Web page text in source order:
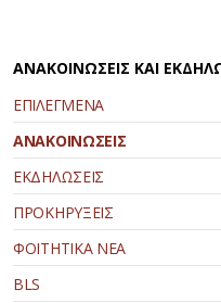
ΑΝΑΚΟΙΝΩΣΕΙΣ ΚΑΙ
ΕΠΙΛΕΓΜΕΝΑ
ΑΝΑΚΟΙΝΩΣΕΙΣ
ΕΚΔΗΛΩΣΕΙΣ
ΠΡΟΚΗΡΥΞΕΙΣ
ΦΟΙΤΗΤΙΚΑ ΝΕΑ
BLS